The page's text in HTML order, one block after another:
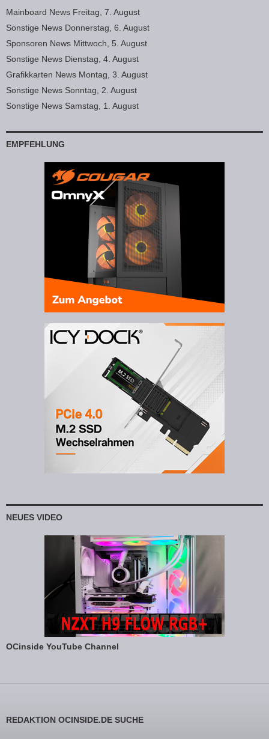
Mainboard News Freitag, 7. August
Sonstige News Donnerstag, 6. August
Sponsoren News Mittwoch, 5. August
Sonstige News Dienstag, 4. August
Grafikkarten News Montag, 3. August
Sonstige News Sonntag, 2. August
Sonstige News Samstag, 1. August
EMPFEHLUNG
NEUES VIDEO
OCinside YouTube Channel
REDAKTION OCINSIDE.DE SUCHE